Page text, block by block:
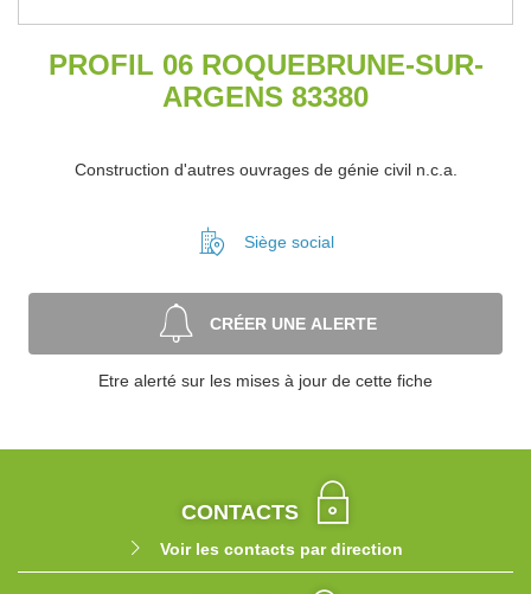
PROFIL 06 ROQUEBRUNE-SUR-
ARGENS 83380
Construction d'autres ouvrages de génie civil n.c.a.
Siège social
CRÉER UNE ALERTE
Etre alerté sur les mises à jour de cette fiche
CONTACTS
Voir les contacts par direction